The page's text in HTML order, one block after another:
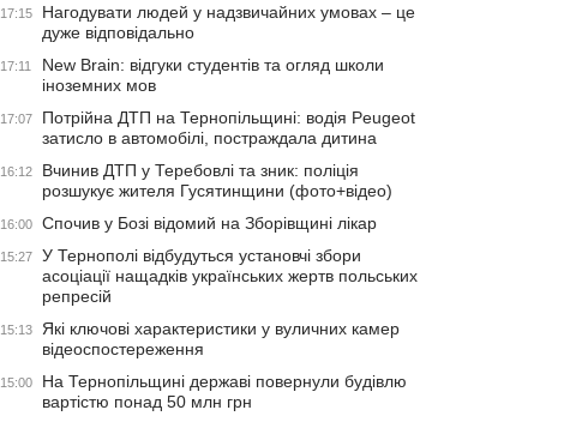
17:15
Нагодувати людей у надзвичайних умовах – це
дуже відповідально
17:11
New Brain: відгуки студентів та огляд школи
іноземних мов
17:07
Потрійна ДТП на Тернопільщині: водія Peugeot
затисло в автомобілі, постраждала дитина
16:12
Вчинив ДТП у Теребовлі та зник: поліція
розшукує жителя Гусятинщини (фото+відео)
16:00 Спочив у Бозі відомий на Зборівщині лікар
15:27
У Тернополі відбудуться установчі збори
асоціації нащадків українських жертв польських
репресій
15:13
Які ключові характеристики у вуличних камер
відеоспостереження
15:00
На Тернопільщині державі повернули будівлю
вартістю понад 50 млн грн